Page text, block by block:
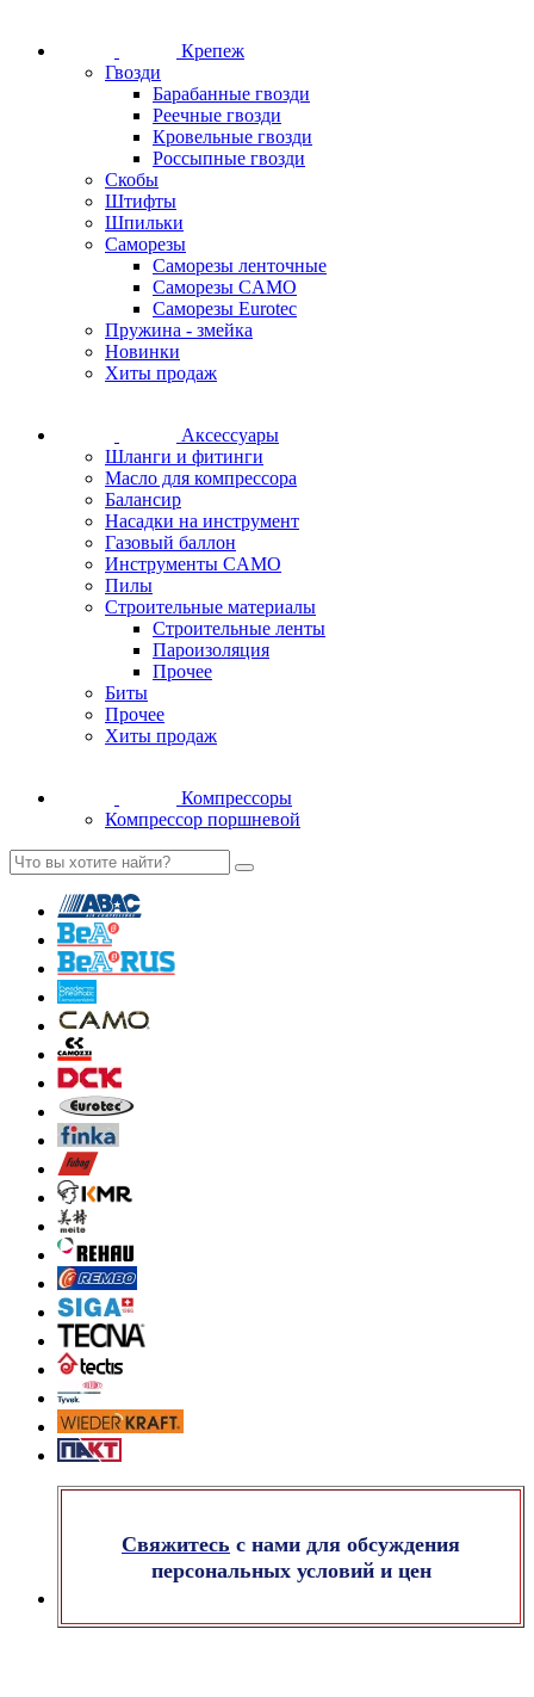
Крепеж
Гвозди
Барабанные гвозди
Реечные гвозди
Кровельные гвозди
Россыпные гвозди
Скобы
Штифты
Шпильки
Саморезы
Саморезы ленточные
Саморезы CAMO
Саморезы Eurotec
Пружина - змейка
Новинки
Хиты продаж
Аксессуары
Шланги и фитинги
Масло для компрессора
Балансир
Насадки на инструмент
Газовый баллон
Инструменты CAMO
Пилы
Строительные материалы
Строительные ленты
Пароизоляция
Прочее
Биты
Прочее
Хиты продаж
Компрессоры
Компрессор поршневой
Свяжитесь с нами для обсуждения
персональных условий и цен